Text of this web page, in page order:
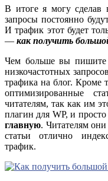
В итоге я могу сделав
запросы постоянно
И трафик этот будет
— как получить
Чем больше вы пишите
низкочастотных
трафика на блог. Кроме
оптимизированные
читателям, так как им
плагин для WP, и
главную. Читателям
статьи отлично
трафик.